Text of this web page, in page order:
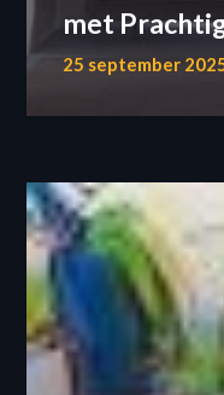
met
25 september